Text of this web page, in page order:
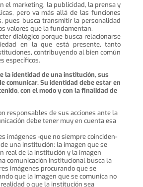
el marketing, la publicidad, la prensa y
pero va más allá de las funciones
pues busca transmitir la personalidad
valores que la fundamentan.
dialógico porque busca relacionarse
en la que está presente, tanto
contribuyendo al bien común
específicos.
la identidad de una institución, sus
comunicar. Su identidad debe estar en
con el modo y con la finalidad de
responsables de sus acciones ante la
debe tener muy en cuenta esa
imágenes -que no siempre coinciden-
una institución: la imagen que se
real de la institución y la imagen
comunicación institucional busca la
imágenes procurando que se
que la imagen que se comunica no
o que la institución sea